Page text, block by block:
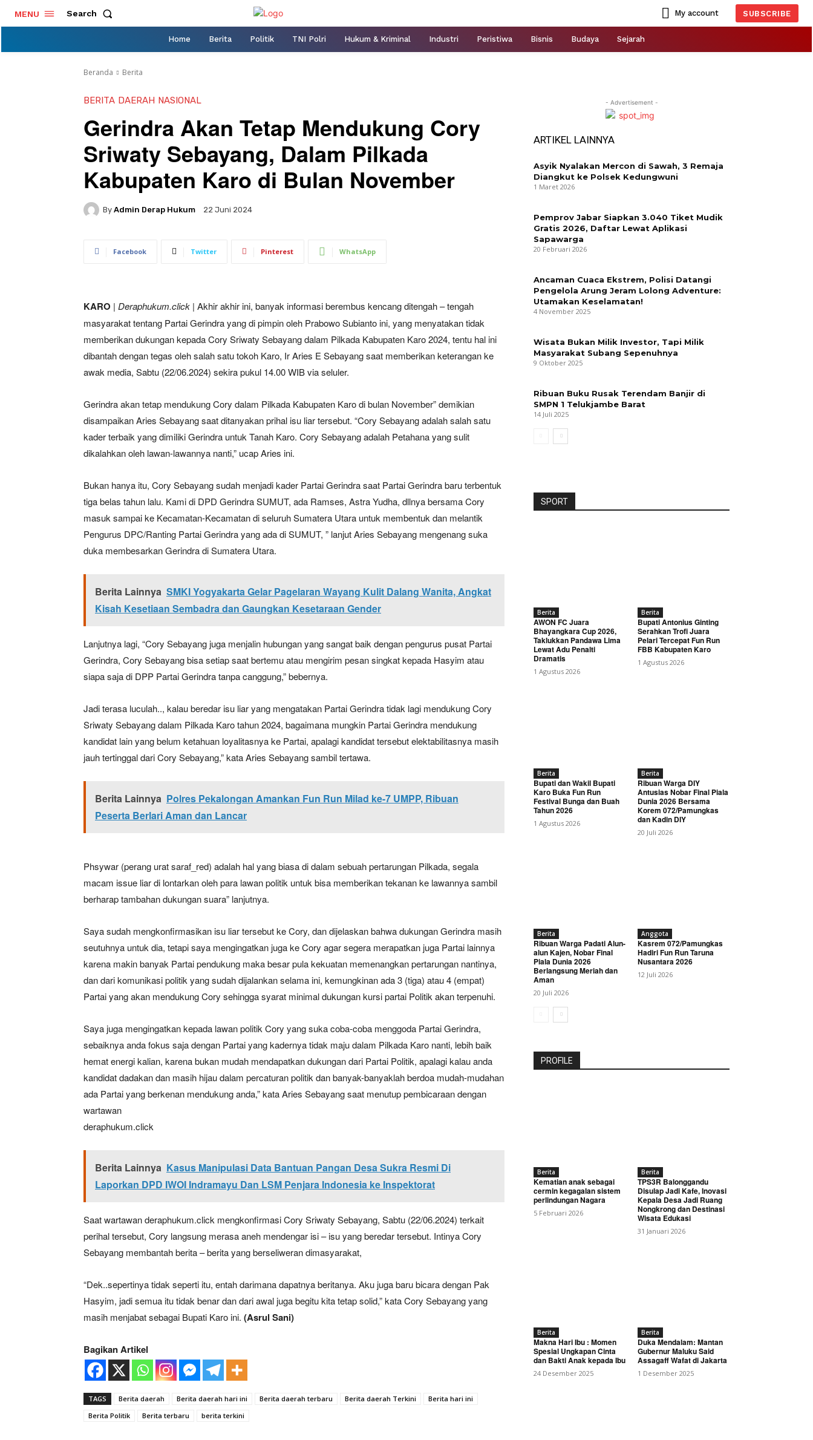
MENU Search My account SUBSCRIBE
Home Berita Politik TNI Polri Hukum & Kriminal Industri Peristiwa Bisnis Budaya Sejarah
Beranda Berita
BERITA DAERAH NASIONAL
Gerindra Akan Tetap Mendukung Cory
Sriwaty Sebayang, Dalam Pilkada
Kabupaten Karo di Bulan November
By Admin Derap Hukum 22 Juni 2024
Facebook Twitter Pinterest WhatsApp
KARO | Deraphukum.click | Akhir akhir ini, banyak informasi berembus kencang ditengah – tengah
masyarakat tentang Partai Gerindra yang di pimpin oleh Prabowo Subianto ini, yang menyatakan tidak
memberikan dukungan kepada Cory Sriwaty Sebayang dalam Pilkada Kabupaten Karo 2024, tentu hal ini
dibantah dengan tegas oleh salah satu tokoh Karo, Ir Aries E Sebayang saat memberikan keterangan ke
awak media, Sabtu (22/06.2024) sekira pukul 14.00 WIB via seluler.
Gerindra akan tetap mendukung Cory dalam Pilkada Kabupaten Karo di bulan November” demikian
disampaikan Aries Sebayang saat ditanyakan prihal isu liar tersebut. “Cory Sebayang adalah salah satu
kader terbaik yang dimiliki Gerindra untuk Tanah Karo. Cory Sebayang adalah Petahana yang sulit
dikalahkan oleh lawan-lawannya nanti,” ucap Aries ini.
Bukan hanya itu, Cory Sebayang sudah menjadi kader Partai Gerindra saat Partai Gerindra baru terbentuk
tiga belas tahun lalu. Kami di DPD Gerindra SUMUT, ada Ramses, Astra Yudha, dllnya bersama Cory
masuk sampai ke Kecamatan-Kecamatan di seluruh Sumatera Utara untuk membentuk dan melantik
Pengurus DPC/Ranting Partai Gerindra yang ada di SUMUT, ” lanjut Aries Sebayang mengenang suka
duka membesarkan Gerindra di Sumatera Utara.
Berita Lainnya SMKI Yogyakarta Gelar Pagelaran Wayang Kulit Dalang Wanita, Angkat
Kisah Kesetiaan Sembadra dan Gaungkan Kesetaraan Gender
Lanjutnya lagi, “Cory Sebayang juga menjalin hubungan yang sangat baik dengan pengurus pusat Partai
Gerindra, Cory Sebayang bisa setiap saat bertemu atau mengirim pesan singkat kepada Hasyim atau
siapa saja di DPP Partai Gerindra tanpa canggung,” bebernya.
Jadi terasa luculah.., kalau beredar isu liar yang mengatakan Partai Gerindra tidak lagi mendukung Cory
Sriwaty Sebayang dalam Pilkada Karo tahun 2024, bagaimana mungkin Partai Gerindra mendukung
kandidat lain yang belum ketahuan loyalitasnya ke Partai, apalagi kandidat tersebut elektabilitasnya masih
jauh tertinggal dari Cory Sebayang,” kata Aries Sebayang sambil tertawa.
Berita Lainnya Polres Pekalongan Amankan Fun Run Milad ke-7 UMPP, Ribuan
Peserta Berlari Aman dan Lancar
Phsywar (perang urat saraf_red) adalah hal yang biasa di dalam sebuah pertarungan Pilkada, segala
macam issue liar di lontarkan oleh para lawan politik untuk bisa memberikan tekanan ke lawannya sambil
berharap tambahan dukungan suara” lanjutnya.
Saya sudah mengkonfirmasikan isu liar tersebut ke Cory, dan dijelaskan bahwa dukungan Gerindra masih
seutuhnya untuk dia, tetapi saya mengingatkan juga ke Cory agar segera merapatkan juga Partai lainnya
karena makin banyak Partai pendukung maka besar pula kekuatan memenangkan pertarungan nantinya,
dan dari komunikasi politik yang sudah dijalankan selama ini, kemungkinan ada 3 (tiga) atau 4 (empat)
Partai yang akan mendukung Cory sehingga syarat minimal dukungan kursi partai Politik akan terpenuhi.
Saya juga mengingatkan kepada lawan politik Cory yang suka coba-coba menggoda Partai Gerindra,
sebaiknya anda fokus saja dengan Partai yang kadernya tidak maju dalam Pilkada Karo nanti, lebih baik
hemat energi kalian, karena bukan mudah mendapatkan dukungan dari Partai Politik, apalagi kalau anda
kandidat dadakan dan masih hijau dalam percaturan politik dan banyak-banyaklah berdoa mudah-mudahan
ada Partai yang berkenan mendukung anda,” kata Aries Sebayang saat menutup pembicaraan dengan
wartawan
deraphukum.click
Berita Lainnya Kasus Manipulasi Data Bantuan Pangan Desa Sukra Resmi Di
Laporkan DPD IWOI Indramayu Dan LSM Penjara Indonesia ke Inspektorat
Saat wartawan deraphukum.click mengkonfirmasi Cory Sriwaty Sebayang, Sabtu (22/06.2024) terkait
perihal tersebut, Cory langsung merasa aneh mendengar isi – isu yang beredar tersebut. Intinya Cory
Sebayang membantah berita – berita yang berseliweran dimasyarakat,
“Dek..sepertinya tidak seperti itu, entah darimana dapatnya beritanya. Aku juga baru bicara dengan Pak
Hasyim, jadi semua itu tidak benar dan dari awal juga begitu kita tetap solid,” kata Cory Sebayang yang
masih menjabat sebagai Bupati Karo ini. (Asrul Sani)
Bagikan Artikel
TAGS Berita daerah Berita daerah hari ini Berita daerah terbaru Berita daerah Terkini
Berita hari ini
Berita Politik
Berita terbaru berita terkini
- Advertisement -
ARTIKEL LAINNYA
Asyik Nyalakan Mercon di Sawah, 3 Remaja
Diangkut ke Polsek Kedungwuni
1 Maret 2026
Pemprov Jabar Siapkan 3.040 Tiket Mudik
Gratis 2026, Daftar Lewat Aplikasi
Sapawarga
20 Februari 2026
Ancaman Cuaca Ekstrem, Polisi Datangi
Pengelola Arung Jeram Lolong Adventure:
Utamakan Keselamatan!
4 November 2025
Wisata Bukan Milik Investor, Tapi Milik
Masyarakat Subang Sepenuhnya
9 Oktober 2025
Ribuan Buku Rusak Terendam Banjir di
SMPN 1 Telukjambe Barat
14 Juli 2025
SPORT
Berita
AWON FC Juara
Bhayangkara Cup 2026,
Taklukkan Pandawa Lima
Lewat Adu Penalti
Dramatis
1 Agustus 2026
Berita
Bupati Antonius Ginting
Serahkan Trofi Juara
Pelari Tercepat Fun Run
FBB Kabupaten Karo
1 Agustus 2026
Berita
Bupati dan Wakil Bupati
Karo Buka Fun Run
Festival Bunga dan Buah
Tahun 2026
1 Agustus 2026
Berita
Ribuan Warga DIY
Antusias Nobar Final Piala
Dunia 2026 Bersama
Korem 072/Pamungkas
dan Kadin DIY
20 Juli 2026
Berita
Ribuan Warga Padati Alun-
alun Kajen, Nobar Final
Piala Dunia 2026
Berlangsung Meriah dan
Aman
20 Juli 2026
Anggota
Kasrem 072/Pamungkas
Hadiri Fun Run Taruna
Nusantara 2026
12 Juli 2026
PROFILE
Berita
Kematian anak sebagai
cermin kegagalan sistem
perlindungan Nagara
5 Februari 2026
Berita
TPS3R Balonggandu
Disulap Jadi Kafe, Inovasi
Kepala Desa Jadi Ruang
Nongkrong dan Destinasi
Wisata Edukasi
31 Januari 2026
Berita
Makna Hari Ibu : Momen
Spesial Ungkapan Cinta
dan Bakti Anak kepada Ibu
24 Desember 2025
Berita
Duka Mendalam: Mantan
Gubernur Maluku Said
Assagaff Wafat di Jakarta
1 Desember 2025